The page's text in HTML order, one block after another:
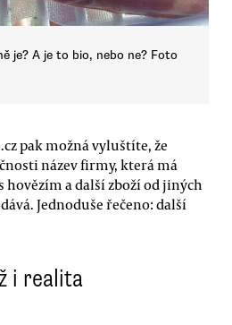
je? A je to bio, nebo ne? Foto
pak možná vyluštíte, že
název firmy, která má
a další zboží od jiných
Jednoduše řečeno: další
i realita